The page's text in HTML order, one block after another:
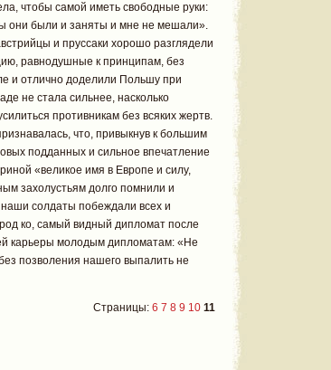
чтобы самой иметь свободные руки:
они были и заняты и мне не мешали».
и пруссаки хорошо разглядели
равнодушные к принципам, без
и отлично доделили Польшу при
не стала сильнее, насколько
противникам без всяких жертв.
что, привыкнув к большим
подданных и сильное впечатление
«великое имя в Европе и силу,
захолустьям долго помнили и
наши солдаты побеждали всех и
ко, самый видный дипломат после
карьеры молодым дипломатам: «Не
позволения нашего выпалить не
Страницы: 6 7 8 9 10 11